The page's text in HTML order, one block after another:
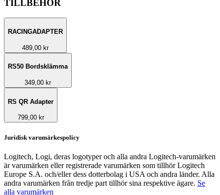
TILLBEHÖR
RACINGADAPTER
489,00 kr
RS50 Bordsklämma
349,00 kr
RS QR Adapter
799,00 kr
Juridisk varumärkespolicy
Logitech, Logi, deras logotyper och alla andra Logitech-varumärken
är varumärken eller registrerade varumärken som tillhör Logitech
Europe S.A. och/eller dess dotterbolag i USA och andra länder. Alla
andra varumärken från tredje part tillhör sina respektive ägare. Se
alla varumärken